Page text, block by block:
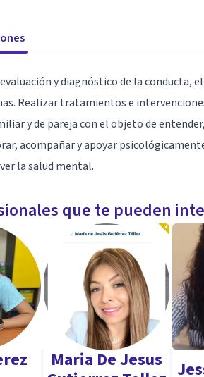
y diagnóstico de la conducta,
Realizar tratamientos e
y de pareja con el objeto de
acompañar y apoyar
la salud mental.
que te pueden
Maria De Jesus